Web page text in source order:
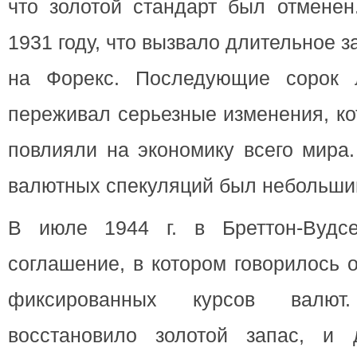
что золотой стандарт был
1931 году, что вызвало длительное
на Форекс. Последующие сорок
переживал серьезные изменения,
повлияли на экономику всего
валютных спекуляций был
В июле 1944 г. в Бреттон-
соглашение, в котором говорилось
фиксированных курсов
восстановило золотой запас,